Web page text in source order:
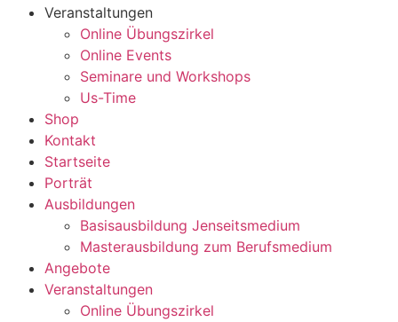
Veranstaltungen
Online Übungszirkel
Online Events
Seminare und Workshops
Us-Time
Shop
Kontakt
Startseite
Porträt
Ausbildungen
Basisausbildung Jenseitsmedium
Masterausbildung zum Berufsmedium
Angebote
Veranstaltungen
Online Übungszirkel